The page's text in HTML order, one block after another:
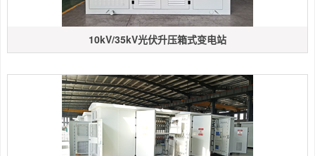
10kV/35kV光伏升压箱式变电站